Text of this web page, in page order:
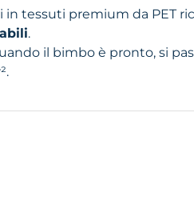
in tessuti premium da PET
.
il bimbo è pronto, si